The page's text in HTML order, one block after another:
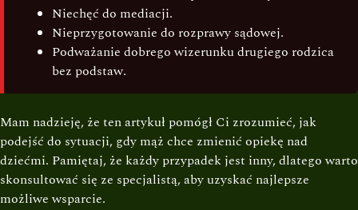
Niechęć do mediacji.
Nieprzygotowanie do rozprawy sądowej.
Podważanie dobrego wizerunku drugiego rodzica
bez podstaw.
Mam nadzieję, że ten artykuł pomógł Ci zrozumieć, jak
podejść do sytuacji, gdy mąż chce zmienić opiekę nad
dziećmi. Pamiętaj, że każdy przypadek jest inny, dlatego warto
skonsultować się ze specjalistą, aby uzyskać najlepsze
możliwe wsparcie.